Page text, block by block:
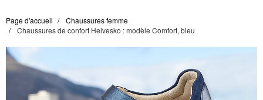
Page d'accueil
Chaussures femme
Chaussures de confort Helvesko : modèle Comfort, bleu